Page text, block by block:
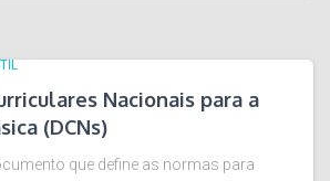
Nacionais para a
(DCNs)
que define as normas para